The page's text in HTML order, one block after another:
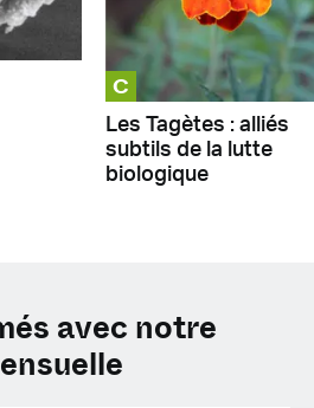
C
Les Tagètes : alliés
subtils de la lutte
biologique
avec notre